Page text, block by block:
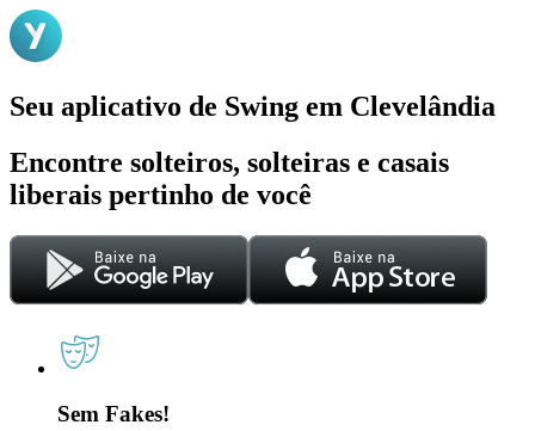
Seu aplicativo de Swing em Clevelândia
Encontre solteiros, solteiras e casais
liberais pertinho de você
Sem Fakes!